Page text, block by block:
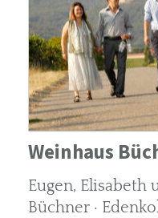
Weinhaus
Eugen, Elisabeth
Büchner ·